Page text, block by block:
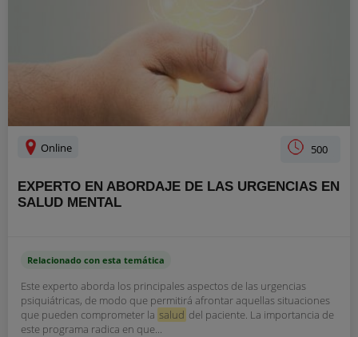
Online 500
EXPERTO EN ABORDAJE DE LAS URGENCIAS EN
SALUD MENTAL
Relacionado con esta temática
Este experto aborda los principales aspectos de las urgencias
psiquiátricas, de modo que permitirá afrontar aquellas situaciones
que pueden comprometer la salud del paciente. La importancia de
este programa radica en que...